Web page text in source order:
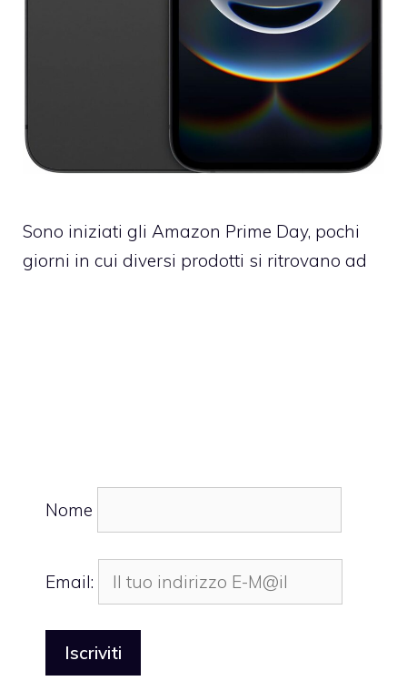
Sono iniziati gli Amazon Prime Day, pochi
giorni in cui diversi prodotti si ritrovano ad
Nome
Email: